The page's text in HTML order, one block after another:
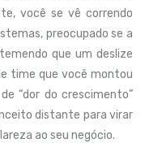
você se vê correndo
preocupado se a
que um deslize
time que você montou
“dor do crescimento”
distante para virar
ao seu negócio.